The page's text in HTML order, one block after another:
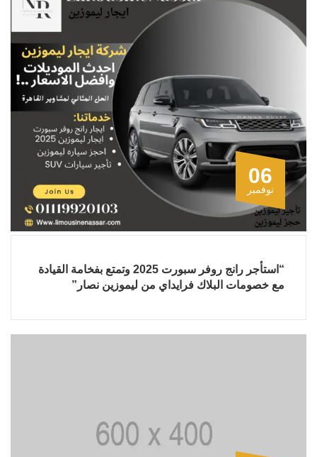
06
نوفمبر
“استأجر رانج روفر سبورت 2025 وتمتع بفخامة القيادة
مع خصومات البلاك فرايداي من ليموزين نصار”